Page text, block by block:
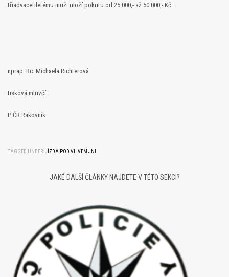
třiadvacetiletému muži uloží pokutu od 25.000,- až 50.000,- Kč.
nprap. Bc. Michaela Richterová
tisková mluvčí
P ČR Rakovník
TAGGED UNDER:JÍZDA POD VLIVEM JNL
JAKÉ DALŠÍ ČLÁNKY NAJDETE V TÉTO SEKCI?